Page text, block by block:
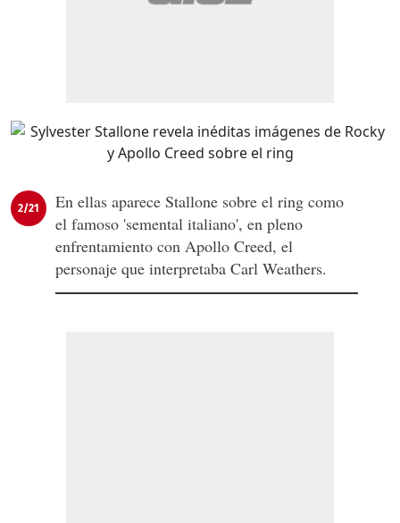
2/21
En ellas aparece Stallone sobre el ring como
el famoso 'semental italiano', en pleno
enfrentamiento con Apollo Creed, el
personaje que interpretaba Carl Weathers.